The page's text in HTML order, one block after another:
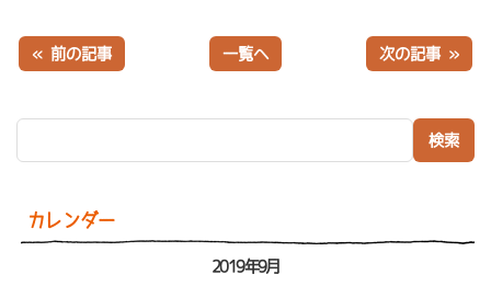
カレンダー
2019年9月
« 前の記事 一覧へ 次の記事 »